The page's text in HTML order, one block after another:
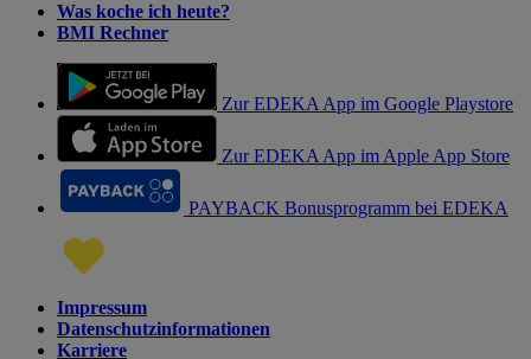
Was koche ich heute?
BMI Rechner
Zur EDEKA App im Google Playstore
Zur EDEKA App im Apple App Store
PAYBACK Bonusprogramm bei EDEKA
Impressum
Datenschutzinformationen
Karriere